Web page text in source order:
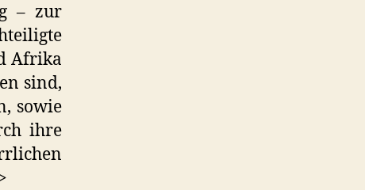
– zur
Afrika
sind,
sowie
ihre